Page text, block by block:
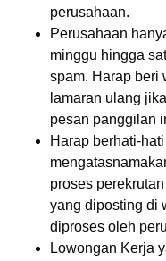
perusahaan.
Perusahaan
minggu hingga
spam. Harap beri
lamaran ulang
pesan panggilan
Harap berhati-
proses
yang diposting di
diproses oleh
Lowongan Kerja